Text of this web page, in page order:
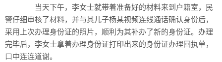
当天下午，李女士就带着准备好的材料来到户籍室，民
警仔细审核了材料，并与其儿子杨某视频连线通话确认身份后，
采用上次办理身份证的照片，顺利为其补办了新的身份证。办理
完毕后，李女士拿着办理身份证打印出来的身份证办理回执单，
口中连连道谢。